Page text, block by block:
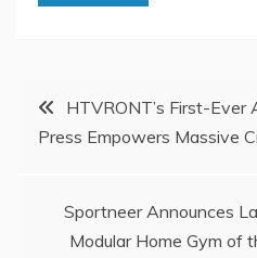
Post
navigation
HTVRONT’s First-Ever
Press Empowers Massive
Sportneer Announces
Modular Home Gym of